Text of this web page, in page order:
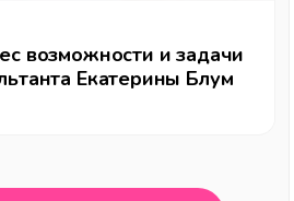
возможности и задачи
Екатерины Блум